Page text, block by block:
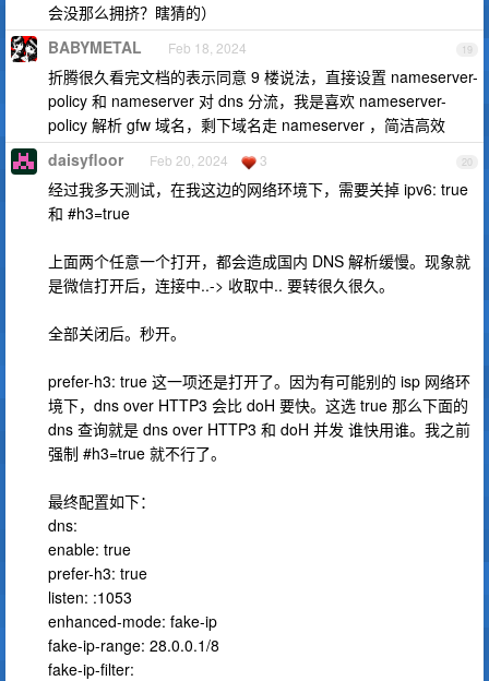
会没那么拥挤？瞎猜的）
19
BABYMETAL Feb 18, 2024
折腾很久看完文档的表示同意 9 楼说法，直接设置 nameserver-
policy 和 nameserver 对 dns 分流，我是喜欢 nameserver-
policy 解析 gfw 域名，剩下域名走 nameserver ，简洁高效
20
daisyfloor Feb 20, 2024 3
经过我多天测试，在我这边的网络环境下，需要关掉 ipv6: true
和 #h3=true
上面两个任意一个打开，都会造成国内 DNS 解析缓慢。现象就
是微信打开后，连接中..-> 收取中.. 要转很久很久。
全部关闭后。秒开。
prefer-h3: true 这一项还是打开了。因为有可能别的 isp 网络环
境下，dns over HTTP3 会比 doH 要快。这选 true 那么下面的
dns 查询就是 dns over HTTP3 和 doH 并发 谁快用谁。我之前
强制 #h3=true 就不行了。
最终配置如下：
dns:
enable: true
prefer-h3: true
listen: :1053
enhanced-mode: fake-ip
fake-ip-range: 28.0.0.1/8
fake-ip-filter: